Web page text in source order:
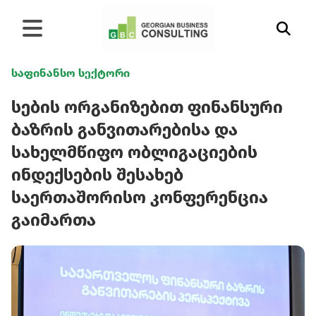
საფინანსო სექტორი
სების ორგანიზებით ფინანსური
ბაზრის განვითარებისა და
სახელმწიფო ობლიგაციების
ინდექსების შესახებ
საერთაშორისო კონფერენცია
გაიმართა